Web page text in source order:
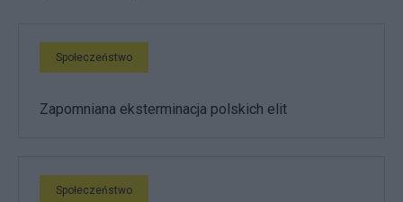
Społeczeństwo
Zapomniana eksterminacja polskich elit
Społeczeństwo